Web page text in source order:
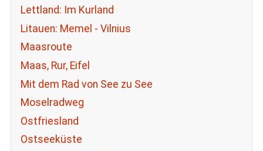
Lettland: Im Kurland
Litauen: Memel - Vilnius
Maasroute
Maas, Rur, Eifel
Mit dem Rad von See zu See
Moselradweg
Ostfriesland
Ostseeküste